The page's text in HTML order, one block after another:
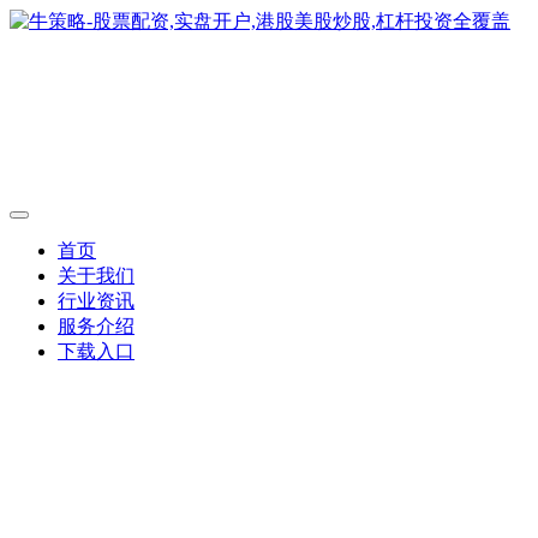
首页
关于我们
行业资讯
服务介绍
下载入口